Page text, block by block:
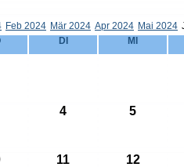
Feb 2024 Mär 2024 Apr 2024 Mai 2024
DI MI
4 5
11 12